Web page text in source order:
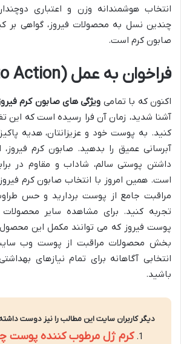
انتخاب هوشمندانه وزن و اعتباری
چندین نسل به محصولات فیروز، گواهی بر
صابون کرم است.
فراخوان به عمل (Call to Action)
اکنون که با تمامی ویژگی های صابون کرم
آشنا شدید، زمان آن فرا رسیده است که این
کنید. به پوست خود و عزیزانتان، هدیه
آبرسانی عمیق را بدهید. صابون کرم فیروز،
داشتن پوستی سالم، شاداب و مقاوم در
است. همین امروز با انتخاب صابون کرم
مراقبت جامع از پوست بردارید و حس
تجربه کنید. برای مشاهده سایر محصولات
پوست فیروز که می توانند مکمل این محصول
بخش محصولات مراقبت از پوست وب
انتخابی آگاهانه برای تمام نیازهای
باشید.
دیگر کاربران سایت این مطالب را نیز دوست
کرم ژل مرطوب کننده پوست